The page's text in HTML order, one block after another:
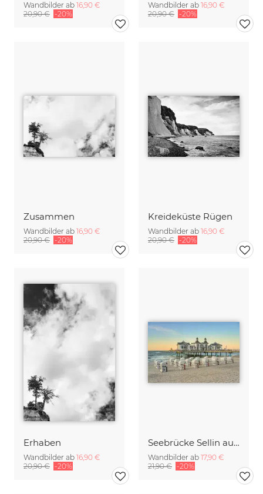
Wandbilder ab 16,90 €
20,90 € -20%
Wandbilder ab 16,90 €
20,90 € -20%
Zusammen
Wandbilder ab 16,90 €
20,90 € -20%
Kreideküste Rügen
Wandbilder ab 16,90 €
20,90 € -20%
Erhaben
Wandbilder ab 16,90 €
20,90 € -20%
Seebrücke Sellin auf Rügen
Wandbilder ab 17,90 €
21,90 € -20%